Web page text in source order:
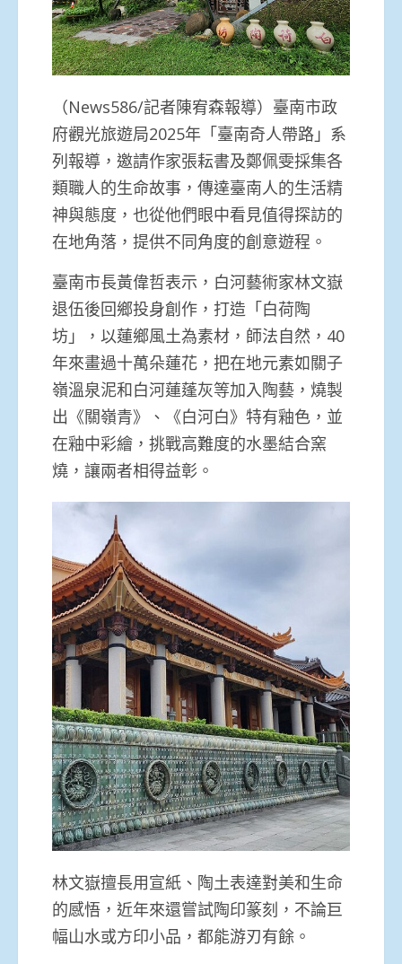
（News586/記者陳宥森報導）臺南市政
府觀光旅遊局2025年「臺南奇人帶路」系
列報導，邀請作家張耘書及鄭佩雯採集各
類職人的生命故事，傳達臺南人的生活精
神與態度，也從他們眼中看見值得探訪的
在地角落，提供不同角度的創意遊程。
臺南市長黃偉哲表示，白河藝術家林文嶽
退伍後回鄉投身創作，打造「白荷陶
坊」，以蓮鄉風土為素材，師法自然，40
年來畫過十萬朵蓮花，把在地元素如關子
嶺溫泉泥和白河蓮蓬灰等加入陶藝，燒製
出《關嶺青》、《白河白》特有釉色，並
在釉中彩繪，挑戰高難度的水墨結合窯
燒，讓兩者相得益彰。
林文嶽擅長用宣紙、陶土表達對美和生命
的感悟，近年來還嘗試陶印篆刻，不論巨
幅山水或方印小品，都能游刃有餘。